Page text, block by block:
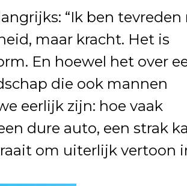
“Ik ben
maar kracht. Het is
En hoewel het over
die ook mannen
eerlijk zijn: hoe vaak
dure auto, een strak
om uiterlijk vertoon